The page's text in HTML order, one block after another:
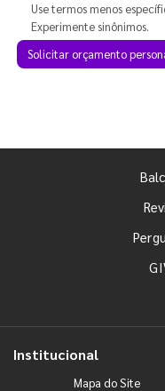
Use termos menos
Experimente sinônimos.
Solicitar orçamento
Institucional
Mapa do Site